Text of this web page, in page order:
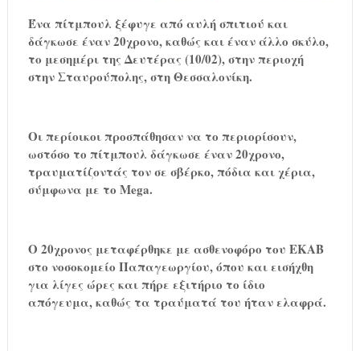
Ένα πίτμπουλ ξέφυγε από αυλή σπιτιού και
δάγκωσε έναν 20χρονο, καθώς και έναν άλλο σκύλο,
το μεσημέρι της Δευτέρας (10/02), στην περιοχή
στην Σταυρούπολης, στη Θεσσαλονίκη.
Οι περίοικοι προσπάθησαν να το περιορίσουν,
ωστόσο το πίτμπουλ δάγκωσε έναν 20χρονο,
τραυματίζοντάς τον σε σβέρκο, πόδια και χέρια,
σύμφωνα με το Mega.
Ο 20χρονος μεταφέρθηκε με ασθενοφόρο του ΕΚΑΒ
στο νοσοκομείο Παπαγεωργίου, όπου και εισήχθη
για λίγες ώρες και πήρε εξιτήριο το ίδιο
απόγευμα, καθώς τα τραύματά του ήταν ελαφρά.